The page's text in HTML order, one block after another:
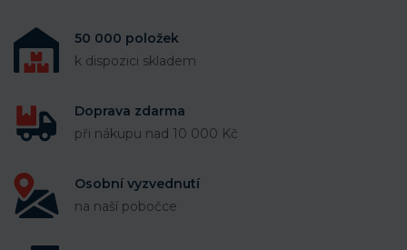
50 000 položek
k dispozici skladem
Doprava zdarma
při nákupu nad 10 000 Kč
Osobní vyzvednutí
na naší pobočce